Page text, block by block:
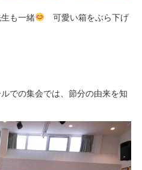
も一緒
可愛い箱をぶら下げ
での集会では、節分の由来を知